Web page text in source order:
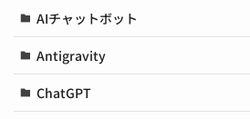
AIチャットボット
Antigravity
ChatGPT